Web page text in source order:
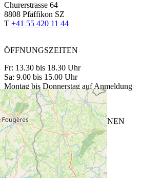
Churerstrasse 64
8808 Pfäffikon SZ
T +41 55 420 11 44
ÖFFNUNGSZEITEN
Fr: 13.30 bis 18.30 Uhr
Sa: 9.00 bis 15.00 Uhr
Montag bis Donnerstag auf Anmeldung
Spezielle Öffnungszeiten
CAVETTA VINOTHEK SIEBNEN
Glarnerstrasse 27
8854 Siebnen
T+41 55 440 13 88